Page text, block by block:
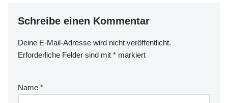
Schreibe einen Kommentar
Deine E-Mail-Adresse wird nicht veröffentlicht.
Erforderliche Felder sind mit * markiert
Name *